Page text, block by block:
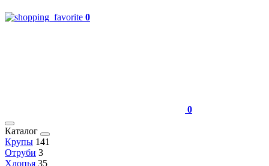
0
0
Каталог
Крупы 141
Отруби 3
Хлопья 35